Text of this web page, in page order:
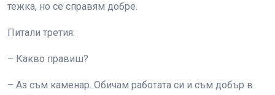
тежка, но се справям добре.
Питали третия:
– Какво правиш?
– Аз съм каменар. Обичам работата си и съм добър в